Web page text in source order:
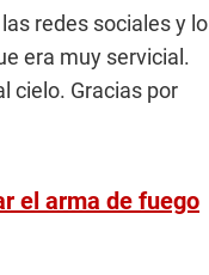
redes sociales y lo
era muy servicial.
cielo. Gracias por
el arma de fuego